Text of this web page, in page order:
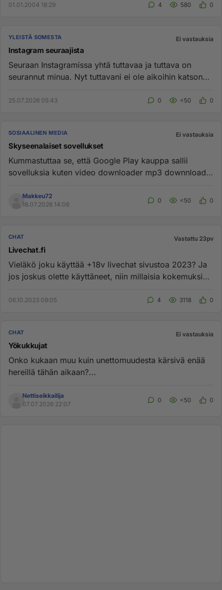
01.01.2004 18:29 4 580 0
YLEISTÄ SOMESTA Ei vastauksia
Instagram seuraajista
Seuraan Instagramissa yhtä tuttavaa ja tuttava on
seurannut minua. Nyt tuttavani ei ole aikoihin katsonut
25.07.2026 05:43 0 <50 0
SOSIAALINEN MEDIA Ei vastauksia
Skyseenalaiset sovellukset
Kummastuttaa se, että Google Play kauppa sallii
sovelluksia kuten video downloader mp3 downnloader
Makkeu72
18.07.2026 14:06
0 <50 0
CHAT Vastattu 23pv
Livechat.fi
Vieläkö joku käyttää +18v livechat sivustoa 2023? Ja
jos joskus olette käyttäneet, niin millaisia kokemuksia
06.10.2023 09:05 4 3118 0
CHAT Ei vastauksia
Yökukkujat
Onko kukaan muu kuin unettomuudesta kärsivä enää
hereillä tähän aikaan?...
Nettiseikkailija
07.07.2026 22:07
0 <50 0